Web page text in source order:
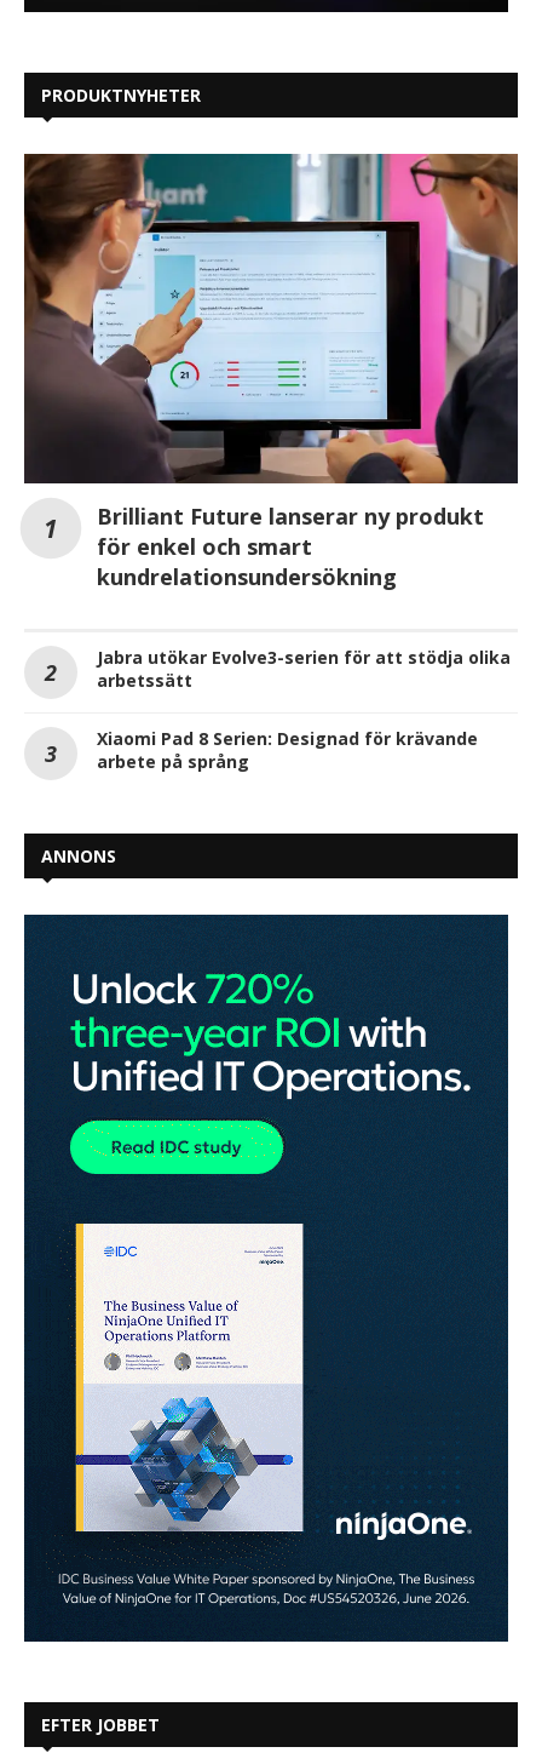
PRODUKTNYHETER
Brilliant Future lanserar ny produkt
för enkel och smart
kundrelationsundersökning
Jabra utökar Evolve3-serien för att stödja olika
arbetssätt
Xiaomi Pad 8 Serien: Designad för krävande
arbete på språng
ANNONS
EFTER JOBBET